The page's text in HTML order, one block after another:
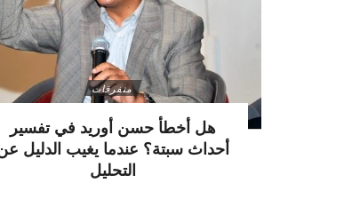
متفرقات
هل أخطأ حسن أوريد في تفسير
أحداث سبتة؟ عندما يغيب الدليل
التحليل